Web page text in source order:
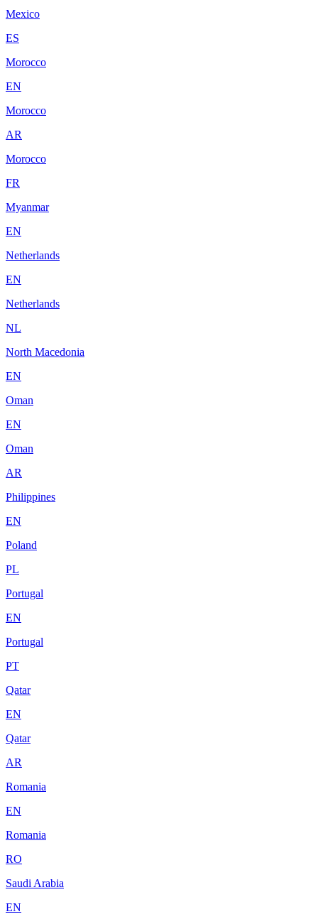
Mexico
ES
Morocco
EN
Morocco
AR
Morocco
FR
Myanmar
EN
Netherlands
EN
Netherlands
NL
North Macedonia
EN
Oman
EN
Oman
AR
Philippines
EN
Poland
PL
Portugal
EN
Portugal
PT
Qatar
EN
Qatar
AR
Romania
EN
Romania
RO
Saudi Arabia
EN